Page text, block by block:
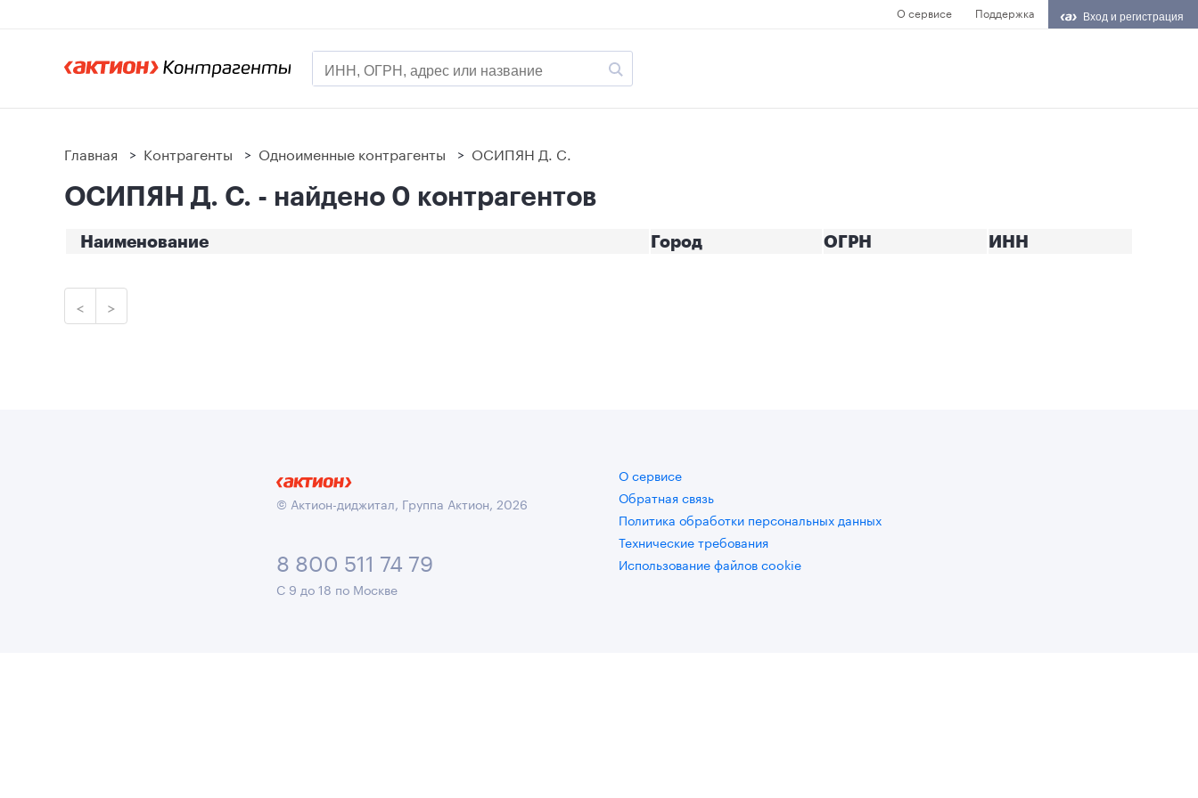
О сервисе Поддержка Вход и регистрация
Главная > Контрагенты > Одноименные контрагенты > ОСИПЯН Д. С.
ОСИПЯН Д. С. - найдено 0 контрагентов
Наименование Город ОГРН ИНН
< >
© Актион-диджитал, Группа Актион, 2026
8 800 511 74 79
С 9 до 18 по Москве
О сервисе
Обратная связь
Политика обработки персональных данных
Технические требования
Использование файлов cookie